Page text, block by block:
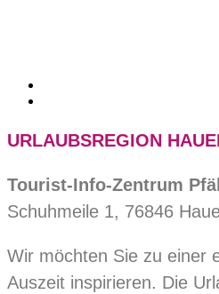
URLAUBSREGION
Tourist-Info-Zentrum
Schuhmeile 1, 76846
Wir möchten Sie zu einer
Auszeit inspirieren. Die